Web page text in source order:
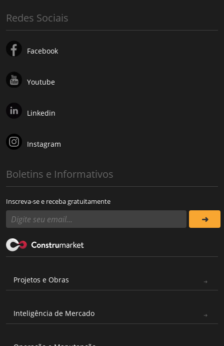
Redes Sociais
Facebook
Youtube
Linkedin
Instagram
Boletins e Informativos
Inscreva-se e receba gratuitamente
Projetos e Obras
Inteligência de Mercado